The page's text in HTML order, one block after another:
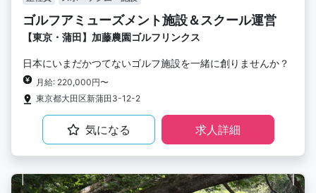
ゴルフアミューズメント施設＆スクール運営
【東京・蒲田】加藤農園ゴルフリンクス
日本にいまだかつてないゴルフ施設を一緒に創りませんか？
月給: 220,000円〜
東京都大田区新蒲田3-12-2
気になる 求人詳細